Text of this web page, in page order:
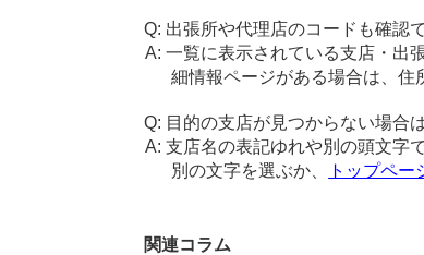
出張所や代理店のコードも確認
一覧に表示されている支店・出
細情報ページがある場合は、住
目的の支店が見つからない場合
支店名の表記ゆれや別の頭文字
別の文字を選ぶか、
トップペー
関連コラム